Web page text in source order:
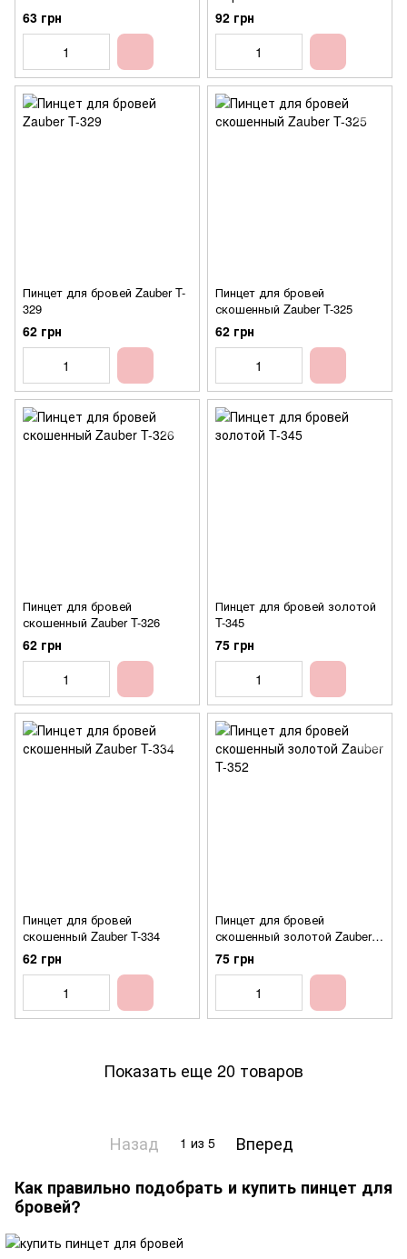
Christian CTW-105
63 грн 92 грн
Пинцет для бровей Zauber T-
329
62 грн
Пинцет для бровей
скошенный Zauber T-325
62 грн
Пинцет для бровей
скошенный Zauber T-326
62 грн
Пинцет для бровей золотой
T-345
75 грн
Пинцет для бровей
скошенный Zauber T-334
62 грн
Пинцет для бровей
скошенный золотой Zauber
T-352
75 грн
Показать еще 20 товаров
Назад 1 из 5
Вперед
Как правильно подобрать и купить пинцет для
бровей?